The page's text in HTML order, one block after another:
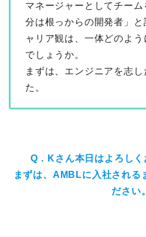
マネージャーとしてチー
分は根っからの開発者」
ャリア観は、一体どのよ
でしょうか。
まずは、エンジニアを志
た。
Q．Kさん本日はよろしく
まずは、AMBLに入社される
ださい。